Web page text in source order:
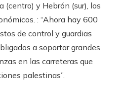
(centro) y Hebrón (sur), los
: “Ahora hay 600
de control y guardias
a soportar grandes
en las carreteras que
palestinas”.